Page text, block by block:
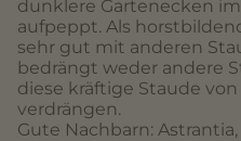
dunklere Gartenecken
aufpeppt. Als
sehr gut mit anderen
bedrängt weder andere
diese kräftige Staude
verdrängen.
Gute Nachbarn: